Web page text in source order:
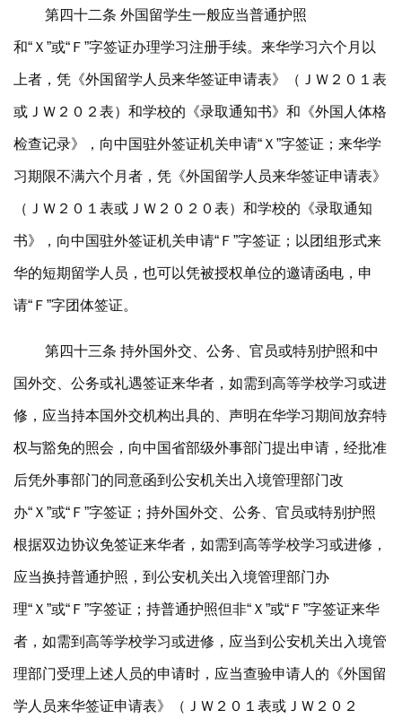
第四十二条 外国留学生一般应当普通护照
和“Ｘ”或“Ｆ”字签证办理学习注册手续。来华学习六个月以
上者，凭《外国留学人员来华签证申请表》（ＪＷ２０１表
或ＪＷ２０２表）和学校的《录取通知书》和《外国人体格
检查记录》，向中国驻外签证机关申请“Ｘ”字签证；来华学
习期限不满六个月者，凭《外国留学人员来华签证申请表》
（ＪＷ２０１表或ＪＷ２０２０表）和学校的《录取通知
书》，向中国驻外签证机关申请“Ｆ”字签证；以团组形式来
华的短期留学人员，也可以凭被授权单位的邀请函电，申
请“Ｆ”字团体签证。
第四十三条 持外国外交、公务、官员或特别护照和中
国外交、公务或礼遇签证来华者，如需到高等学校学习或进
修，应当持本国外交机构出具的、声明在华学习期间放弃特
权与豁免的照会，向中国省部级外事部门提出申请，经批准
后凭外事部门的同意函到公安机关出入境管理部门改
办“Ｘ”或“Ｆ”字签证；持外国外交、公务、官员或特别护照
根据双边协议免签证来华者，如需到高等学校学习或进修，
应当换持普通护照，到公安机关出入境管理部门办
理“Ｘ”或“Ｆ”字签证；持普通护照但非“Ｘ”或“Ｆ”字签证来华
者，如需到高等学校学习或进修，应当到公安机关出入境管
理部门受理上述人员的申请时，应当查验申请人的《外国留
学人员来华签证申请表》（ＪＷ２０１表或ＪＷ２０２